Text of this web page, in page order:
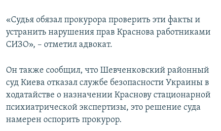
«Судья обязал прокурора проверить эти факты и
устранить нарушения прав Краснова работниками
СИЗО», – отметил адвокат.
Он также сообщил, что Шевченковский районный
суд Киева отказал службе безопасности Украины в
ходатайстве о назначении Краснову стационарной
психиатрической экспертизы, это решение суда
намерен оспорить прокурор.